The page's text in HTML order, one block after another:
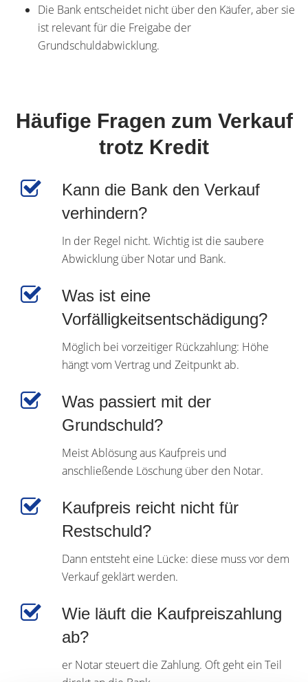
Die Bank entscheidet nicht über den Käufer, aber sie
ist relevant für die Freigabe der
Grundschuldabwicklung.
Häufige Fragen zum Verkauf
trotz Kredit
Kann die Bank den Verkauf
verhindern?
In der Regel nicht. Wichtig ist die saubere
Abwicklung über Notar und Bank.
Was ist eine
Vorfälligkeitsentschädigung?
Möglich bei vorzeitiger Rückzahlung: Höhe
hängt vom Vertrag und Zeitpunkt ab.
Was passiert mit der
Grundschuld?
Meist Ablösung aus Kaufpreis und
anschließende Löschung über den Notar.
Kaufpreis reicht nicht für
Restschuld?
Dann entsteht eine Lücke: diese muss vor dem
Verkauf geklärt werden.
Wie läuft die Kaufpreiszahlung
ab?
er Notar steuert die Zahlung. Oft geht ein Teil